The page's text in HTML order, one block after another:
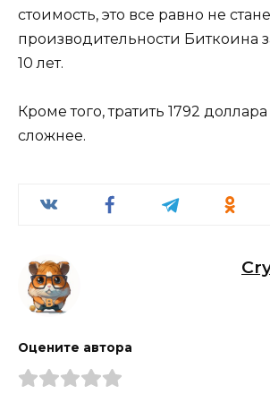
стоимость, это все равно не
производительности Биткоина
10 лет.
Кроме того, тратить 1792
сложнее.
Оцените автора